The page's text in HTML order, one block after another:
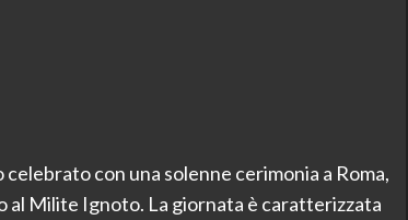
con una solenne cerimonia a Roma,
al Milite Ignoto. La giornata è caratterizzata